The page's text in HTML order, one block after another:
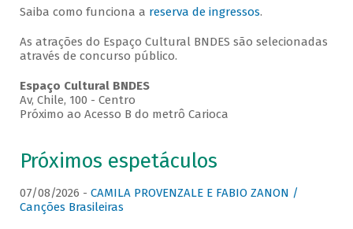
Saiba como funciona a reserva de ingressos.
As atrações do Espaço Cultural BNDES são selecionadas
através de concurso público.
Espaço Cultural BNDES
Av, Chile, 100 - Centro
Próximo ao Acesso B do metrô Carioca
Próximos espetáculos
07/08/2026 - CAMILA PROVENZALE E FABIO ZANON /
Canções Brasileiras